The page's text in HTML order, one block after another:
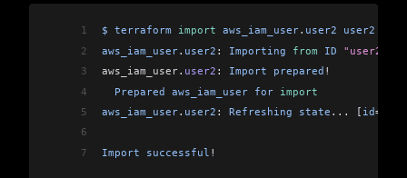
1 $ terraform import aws_iam_user. user2 user2
2
aws_iam_user. user2 : Importing from ID "user2"
3
aws_iam_user. user2 : Import prepared !
4
  Prepared
aws_iam_user for import
5
aws_iam_user. user2 : Refreshing state ... [ id=
6
7
Import successful !